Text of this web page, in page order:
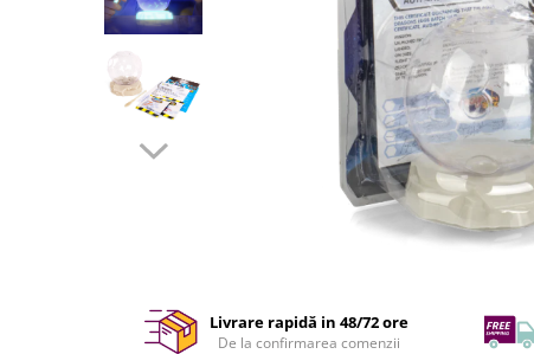
Livrare rapidă in 48/72 ore
De la confirmarea comenzii